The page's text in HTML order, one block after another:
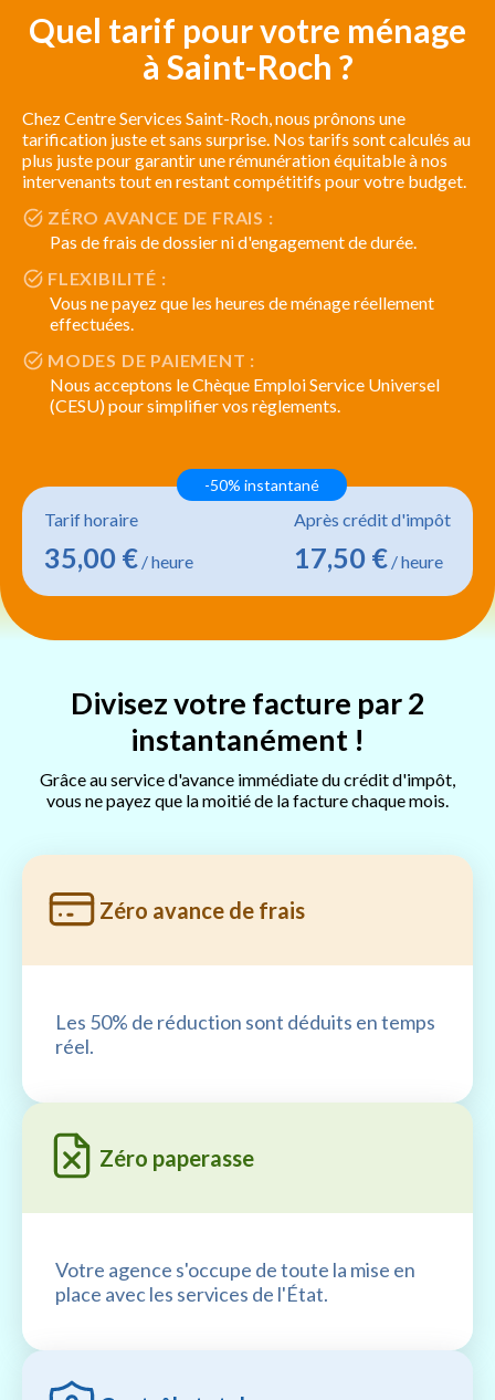
Quel tarif pour votre ménage
à Saint-Roch ?
Chez Centre Services Saint-Roch, nous prônons une
tarification juste et sans surprise. Nos tarifs sont calculés au
plus juste pour garantir une rémunération équitable à nos
intervenants tout en restant compétitifs pour votre budget.
ZÉRO AVANCE DE FRAIS :
Pas de frais de dossier ni d'engagement de durée.
FLEXIBILITÉ :
Vous ne payez que les heures de ménage réellement
effectuées.
MODES DE PAIEMENT :
Nous acceptons le Chèque Emploi Service Universel
(CESU) pour simplifier vos règlements.
Tarif horaire
35,00 € / heure
Après crédit d'impôt
17,50 € / heure
-50% instantané
Divisez votre facture par 2
instantanément !
Grâce au service d'avance immédiate du crédit d'impôt,
vous ne payez que la moitié de la facture chaque mois.
Zéro avance de frais
Les 50% de réduction sont déduits en temps
réel.
Zéro paperasse
Votre agence s'occupe de toute la mise en
place avec les services de l'État.